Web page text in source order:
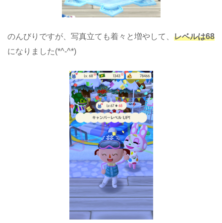
のんびりですが、写真立ても着々と増やして、 レベルは68
になりました(*^-^*)